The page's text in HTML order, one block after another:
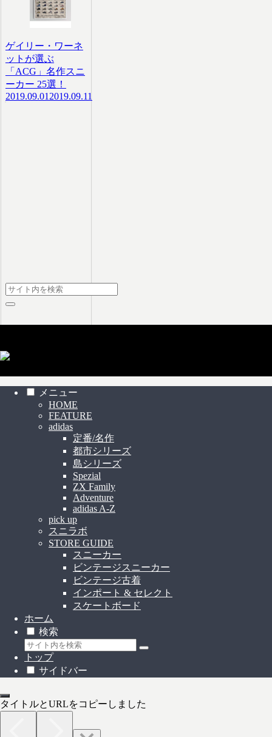
ゲイリー・ワーネ
ットが選ぶ
「ACG」名作スニ
ーカー 25選！
2019.09.01 2019.09.11
メニュー
HOME
FEATURE
adidas
定番/名作
都市シリーズ
島シリーズ
Spezial
ZX Family
Adventure
adidas A-Z
pick up
スニラボ
STORE GUIDE
スニーカー
ビンテージスニーカー
ビンテージ古着
インポート & セレクト
スケートボード
ホーム
検索
トップ
サイドバー
タイトルとURLをコピーしました